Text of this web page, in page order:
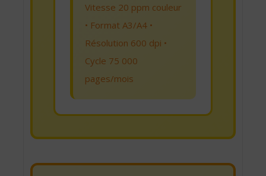
Vitesse 20 ppm couleur
• Format A3/A4 •
Résolution 600 dpi •
Cycle 75 000
pages/mois